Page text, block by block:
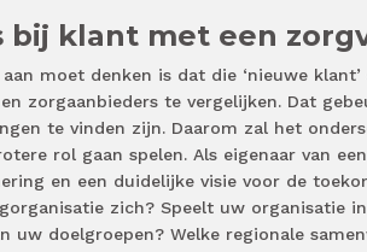
bij klant met een
moet denken is dat die ‘nieuwe
zorgaanbieders te vergelijken. Dat
te vinden zijn. Daarom zal het
rol gaan spelen. Als eigenaar van
en een duidelijke visie voor de
zich? Speelt uw organisatie
uw doelgroepen? Welke regionale